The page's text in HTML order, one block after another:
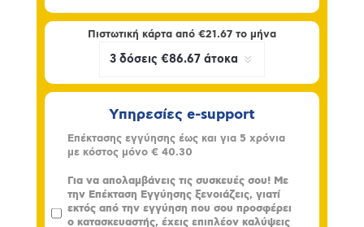
Πιστωτική κάρτα από €21.67το μήνα
Υπηρεσίες e-support
Επέκτασης εγγύησης έως και για 5 χρόνια
με κόστος μόνο € 40.30
Για να απολαμβάνεις τις συσκευές σου! Με
την Επέκταση Εγγύησης ξενοιάζεις, γιατί
εκτός από την εγγύηση που σου προσφέρει
ο κατασκευαστής, έχεις επιπλέον καλύψεις